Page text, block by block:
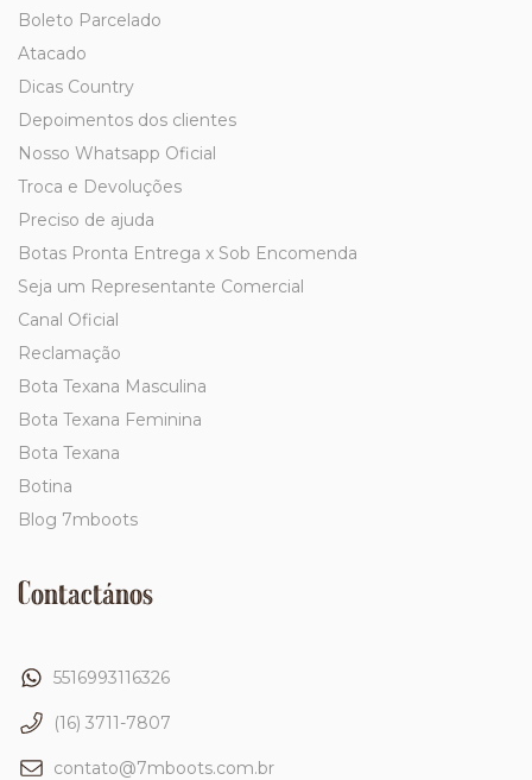
Boleto Parcelado
Atacado
Dicas Country
Depoimentos dos clientes
Nosso Whatsapp Oficial
Troca e Devoluções
Preciso de ajuda
Botas Pronta Entrega x Sob Encomenda
Seja um Representante Comercial
Canal Oficial
Reclamação
Bota Texana Masculina
Bota Texana Feminina
Bota Texana
Botina
Blog 7mboots
Contactános
5516993116326
(16) 3711-7807
contato@7mboots.com.br